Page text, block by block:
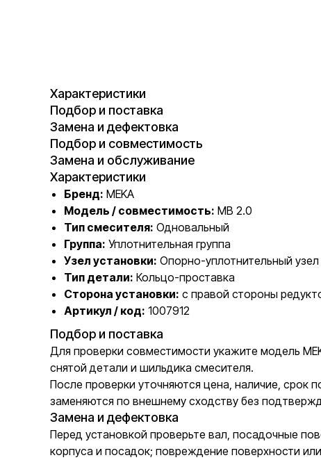
Характеристики
Подбор и поставка
Замена и дефектовка
Подбор и совместимость
Замена и обслуживание
Характеристики
Бренд: MEKA
Модель / совместимость: MB 2.0
Тип смесителя: Одновальный
Группа: Уплотнительная группа
Узел установки: Опорно-уплотнительный
Тип детали: Кольцо-проставка
Сторона установки: с правой стороны
Артикул / код: 1007912
Подбор и поставка
Для проверки совместимости укажите модель
снятой детали и шильдика смесителя.
После проверки уточняются цена, наличие, срок
заменяются по внешнему сходству без
Замена и дефектовка
Перед установкой проверьте вал, посадочные
корпуса и посадок; повреждение поверхности